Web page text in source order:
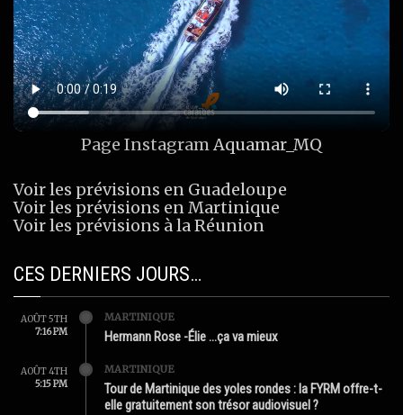
Page InstagramAquamar_MQ
Voir les prévisions en Guadeloupe
Voir les prévisions en Martinique
Voir les prévisions à la Réunion
CES DERNIERS JOURS…
AOÛT 5TH
7:16 PM
MARTINIQUE
Hermann Rose -Élie …ça va mieux
AOÛT 4TH
5:15 PM
MARTINIQUE
Tour de Martinique des yoles rondes : la FYRM offre-t-
elle gratuitement son trésor audiovisuel ?